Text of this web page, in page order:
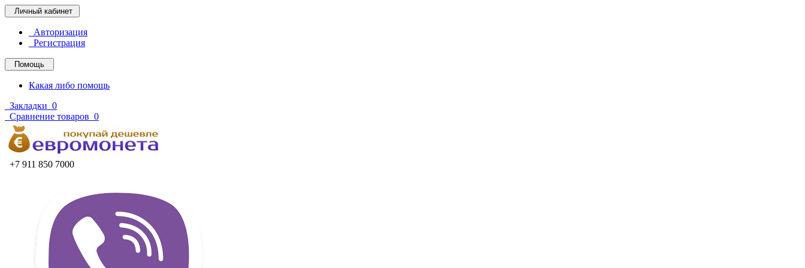
Личный кабинет
Авторизация
Регистрация
Помощь
Какая либо помощь
Закладки 0
Сравнение товаров 0
+7 911 850 7000